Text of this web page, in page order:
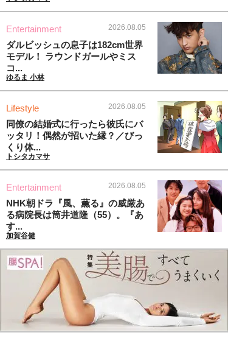
Entertainment 2026.08.05
ダルビッシュの息子は182cm世界
モデル！ ラウンドガールやミス
コ...
ゆるま 小林
Lifestyle 2026.08.05
同僚の結婚式に行ったら彼氏にバ
ッタリ！偶然が招いた縁？／びっ
くり体...
トシタカマサ
Entertainment 2026.08.05
NHK朝ドラ『風、薫る』の威厳あ
る病院長は筒井道隆（55）。『あ
す...
加賀谷健